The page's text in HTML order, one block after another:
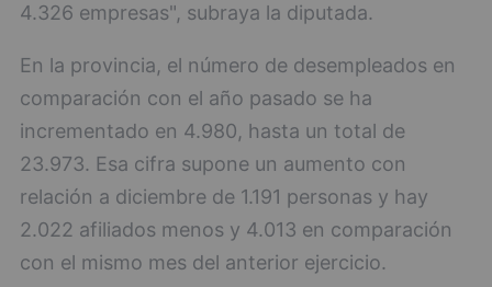
4.326 empresas", subraya la diputada.
En la provincia, el número de desempleados en
comparación con el año pasado se ha
incrementado en 4.980, hasta un total de
23.973. Esa cifra supone un aumento con
relación a diciembre de 1.191 personas y hay
2.022 afiliados menos y 4.013 en comparación
con el mismo mes del anterior ejercicio.